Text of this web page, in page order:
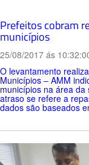
Prefeitos cobram
municípios
25/08/2017 ás
O levantamento
Municípios – AMM
municípios na área
atraso se refere a
dados são baseados